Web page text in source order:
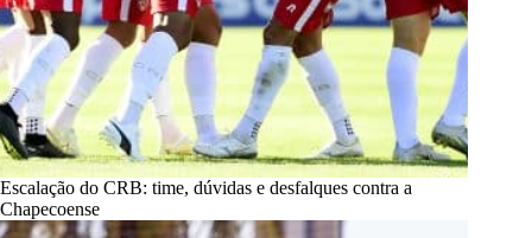
Escalação do CRB: time, dúvidas e desfalques contra a
Chapecoense